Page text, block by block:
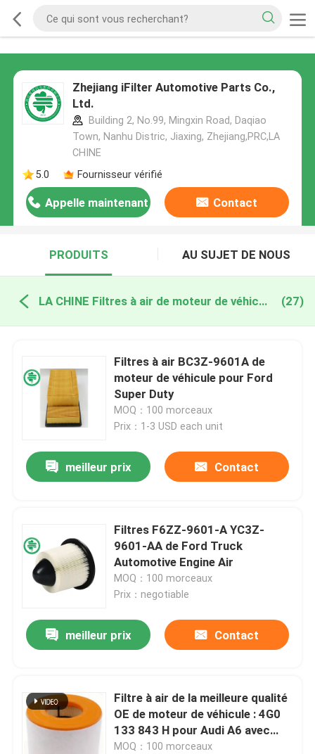
Zhejiang iFilter Automotive Parts Co.,
Ltd.
Building 2, No.99, Mingxin Road, Daqiao
Town, Nanhu Distric, Jiaxing, Zhejiang,PRC,LA
CHINE
5.0
Fournisseur vérifié
Appelle maintenant Contact
PRODUITS AU SUJET DE NOUS
LA CHINE Filtres à air de moteur de véhicule (27)
Filtres à air BC3Z-9601A de
moteur de véhicule pour Ford
Super Duty
MOQ：100 morceaux
Prix：1-3 USD each unit
meilleur prix Contact
Filtres F6ZZ-9601-A YC3Z-
9601-AA de Ford Truck
Automotive Engine Air
MOQ：100 morceaux
Prix：negotiable
meilleur prix Contact
Filtre à air de la meilleure qualité
OE de moteur de véhicule : 4G0
133 843 H pour Audi A6 avec
2.0L Turbo (12-19)
MOQ：100 morceaux